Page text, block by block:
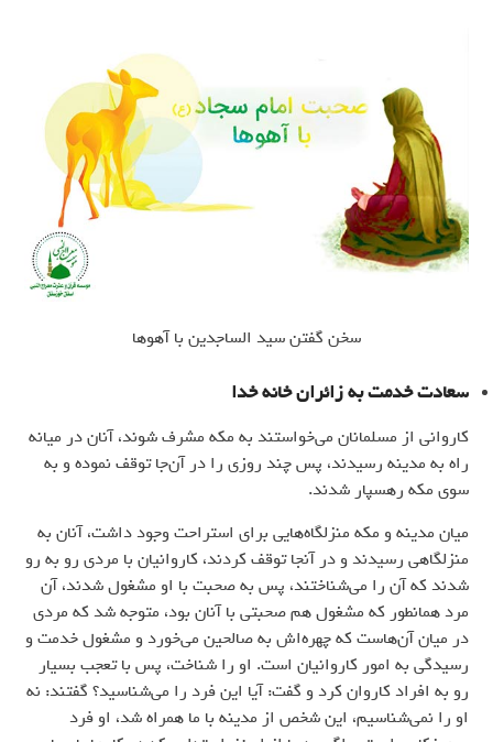
سخن گفتن سید الساجدین با آهوها
سعادت خدمت به زائران خانه خدا
کاروانی از مسلمانان می‌خواستند به مکه مشرف شوند، آنان در میانه
راه به مدینه رسیدند، پس چند روزی را در آن‌جا توقف نموده و به
سوی مکه رهسپار شدند.
میان مدینه و مکه منزلگاه‌هایی برای استراحت وجود داشت، آنان به
منزلگاهی رسیدند و در آنجا توقف کردند، کاروانیان با مردی رو به رو
شدند که آن را می‌شناختند، پس به صحبت با او مشغول شدند، آن
مرد همانطور که مشغول هم صحبتی با آنان بود، متوجه شد که مردی
در میان آن‌هاست که چهره‌اش به صالحین می‌خورد و مشغول خدمت و
رسیدگی به امور کاروانیان است. او را شناخت، پس با تعجب بسیار
رو به افراد کاروان کرد و گفت: آیا این فرد را می‌شناسید؟ گفتند: نه
او را نمی‌شناسیم، این شخص از مدینه با ما همراه شد، او فرد